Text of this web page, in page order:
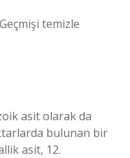
temizle
asit olarak da
bulunan bir
asit, 12.